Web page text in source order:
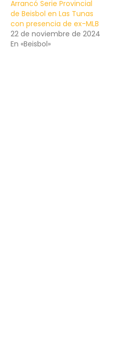
Arrancó Serie Provincial
de Beisbol en Las Tunas
con presencia de ex-MLB
22 de noviembre de 2024
En «Beisbol»